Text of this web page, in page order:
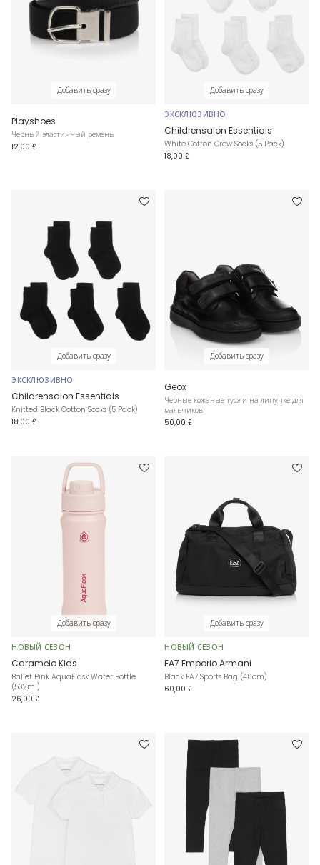
Добавить сразу
Playshoes
Черный эластичный ремень
12,00 £
Добавить сразу
ЭКСКЛЮЗИВНО
Childrensalon Essentials
White Cotton Crew Socks (5 Pack)
18,00 £
Добавить сразу
ЭКСКЛЮЗИВНО
Childrensalon Essentials
Knitted Black Cotton Socks (5 Pack)
18,00 £
Добавить сразу
Geox
Черные кожаные туфли на липучке для
мальчиков
50,00 £
Добавить сразу
НОВЫЙ СЕЗОН
Caramelo Kids
Ballet Pink AquaFlask Water Bottle
(532ml)
26,00 £
Добавить сразу
НОВЫЙ СЕЗОН
EA7 Emporio Armani
Black EA7 Sports Bag (40cm)
60,00 £